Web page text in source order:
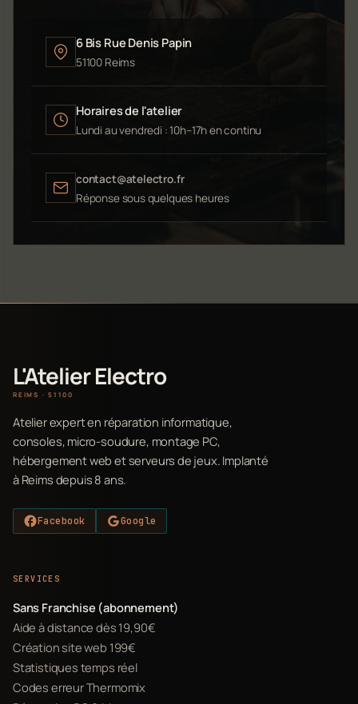
6 Bis Rue Denis Papin
51100 Reims
Horaires de l'atelier
Lundi au vendredi : 10h–17h en continu
contact@atelectro.fr
Réponse sous quelques heures
L'Atelier Electro
REIMS · 51100
Atelier expert en réparation informatique,
consoles, micro-soudure, montage PC,
hébergement web et serveurs de jeux. Implanté
à Reims depuis 8 ans.
Facebook Google
SERVICES
Sans Franchise (abonnement)
Aide à distance dès 19,90€
Création site web 199€
Statistiques temps réel
Codes erreur Thermomix